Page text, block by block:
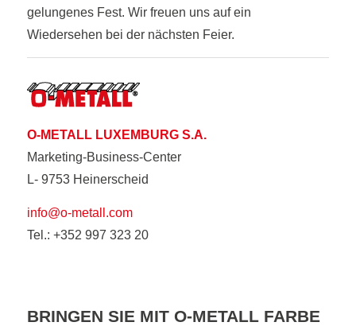
gelungenes Fest. Wir freuen uns auf ein
Wiedersehen bei der nächsten Feier.
O-METALL LUXEMBURG S.A.
Marketing-Business-Center
L- 9753 Heinerscheid
info@o-metall.com
Tel.: +352 997 323 20
BRINGEN SIE MIT O-METALL FARBE